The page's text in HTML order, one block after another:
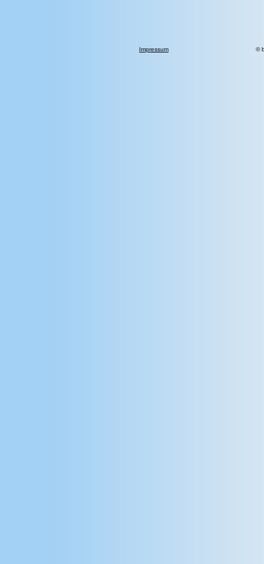
Impressum ©